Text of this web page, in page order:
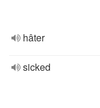
hâter
sicked